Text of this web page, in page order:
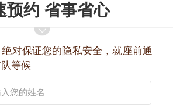
预约 省事省心
对保证您的隐私安全，就座前通
等候